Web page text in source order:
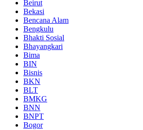
Beirut
Bekasi
Bencana Alam
Bengkulu
Bhakti Sosial
Bhayangkari
Bima
BIN
Bisnis
BKN
BLT
BMKG
BNN
BNPT
Bogor